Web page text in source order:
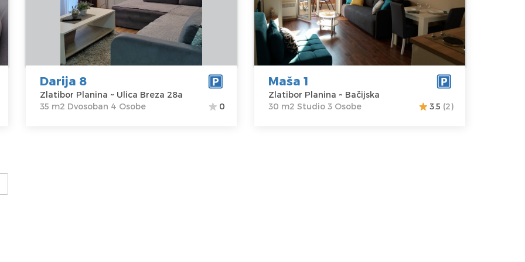
Adresa:Ulica
Breza 28a
33 €
Struktura :
Dvosoban
Darija 8
Zlatibor Planina ~ Ulica Breza 28a
35 m2 Dvosoban 4 Osobe
0
Lokacija:
Zlatibor
Planina
Adresa:
Bačijska
Cena25 €
Gosti:
Kvadratura :
30
Struktura :
Maša 1
Zlatibor Planina ~ Bačijska
30 m2 Studio 3 Osobe
3.5 (2)